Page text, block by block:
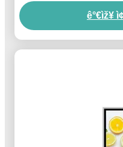
ê°€ìž¥